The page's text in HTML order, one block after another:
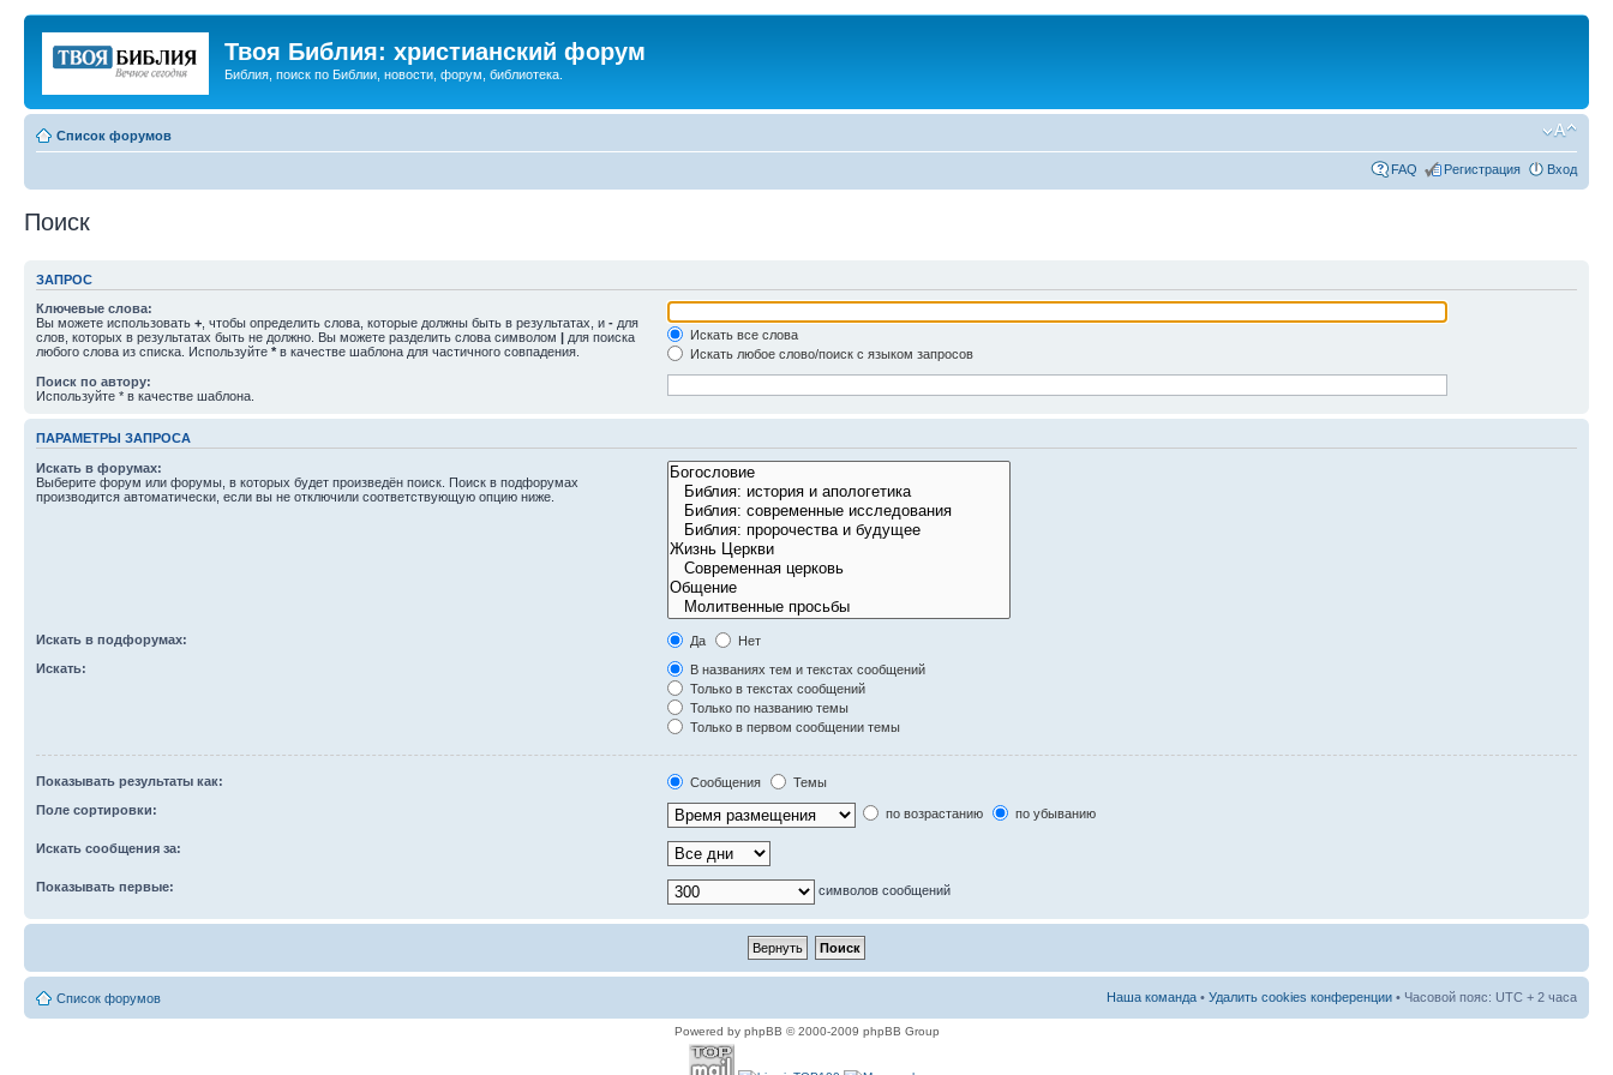
Твоя Библия: христианский форум
Библия, поиск по Библии, новости, форум, библиотека.
Список форумов
FAQ Регистрация Вход
Поиск
ЗАПРОС
Ключевые слова:
Вы можете использовать + , чтобы определить слова, которые должны быть в результатах, и - для
слов, которых в результатах быть не должно. Вы можете разделить слова символом | для поиска
любого слова из списка. Используйте * в качестве шаблона для частичного совпадения.
Искать все слова
Искать любое слово/поиск с языком запросов
Поиск по автору:
Используйте * в качестве шаблона.
ПАРАМЕТРЫ ЗАПРОСА
Искать в форумах:
Выберите форум или форумы, в которых будет произведён поиск. Поиск в подфорумах
производится автоматически, если вы не отключили соответствующую опцию ниже.
Искать в подфорумах: Да
Нет
Искать:
В названиях тем и текстах сообщений
Только в текстах сообщений
Только по названию темы
Только в первом сообщении темы
Показывать результаты как: Сообщения
Темы
Поле сортировки:
по возрастанию по убыванию
Искать сообщения за:
Показывать первые: символов сообщений
Список форумов Наша команда • Удалить cookies конференции • Часовой пояс: UTC + 2 часа
Powered by phpBB © 2000-2009 phpBB Group